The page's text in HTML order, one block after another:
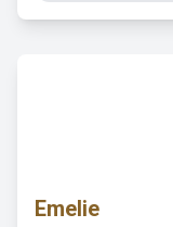
Emelie